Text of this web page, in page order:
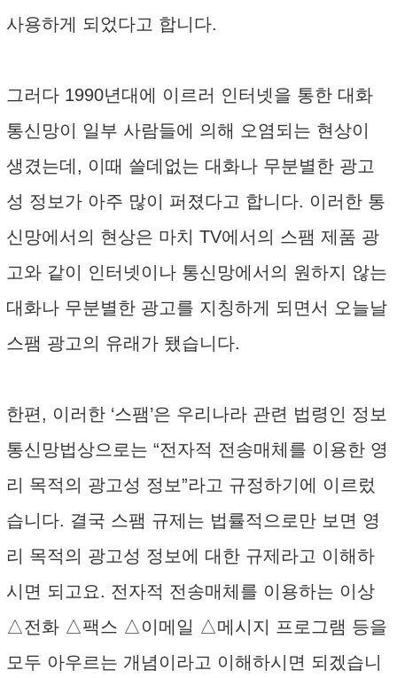
사용하게 되었다고 합니다.
그러다 1990년대에 이르러 인터넷을 통한 대화
통신망이 일부 사람들에 의해 오염되는 현상이
생겼는데, 이때 쓸데없는 대화나 무분별한 광고
성 정보가 아주 많이 퍼졌다고 합니다. 이러한 통
신망에서의 현상은 마치 TV에서의 스팸 제품 광
고와 같이 인터넷이나 통신망에서의 원하지 않는
대화나 무분별한 광고를 지칭하게 되면서 오늘날
스팸 광고의 유래가 됐습니다.
한편, 이러한 ‘스팸’은 우리나라 관련 법령인 정보
통신망법상으로는 “전자적 전송매체를 이용한 영
리 목적의 광고성 정보”라고 규정하기에 이르렀
습니다. 결국 스팸 규제는 법률적으로만 보면 영
리 목적의 광고성 정보에 대한 규제라고 이해하
시면 되고요. 전자적 전송매체를 이용하는 이상
△전화 △팩스 △이메일 △메시지 프로그램 등을
모두 아우르는 개념이라고 이해하시면 되겠습니